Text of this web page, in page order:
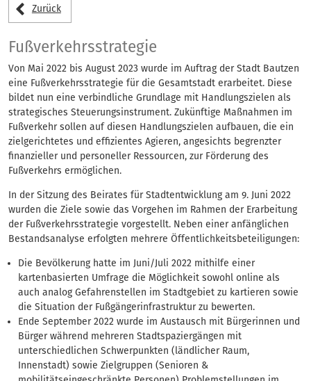
Zurück
Fußverkehrsstrategie
Von Mai 2022 bis August 2023 wurde im Auftrag der Stadt Bautzen
eine Fußverkehrsstrategie für die Gesamtstadt erarbeitet. Diese
bildet nun eine verbindliche Grundlage mit Handlungszielen als
strategisches Steuerungsinstrument. Zukünftige Maßnahmen im
Fußverkehr sollen auf diesen Handlungszielen aufbauen, die ein
zielgerichtetes und effizientes Agieren, angesichts begrenzter
finanzieller und personeller Ressourcen, zur Förderung des
Fußverkehrs ermöglichen.
In der Sitzung des Beirates für Stadtentwicklung am 9. Juni 2022
wurden die Ziele sowie das Vorgehen im Rahmen der Erarbeitung
der Fußverkehrsstrategie vorgestellt. Neben einer anfänglichen
Bestandsanalyse erfolgten mehrere Öffentlichkeitsbeteiligungen:
Die Bevölkerung hatte im Juni/Juli 2022 mithilfe einer
kartenbasierten Umfrage die Möglichkeit sowohl online als
auch analog Gefahrenstellen im Stadtgebiet zu kartieren sowie
die Situation der Fußgängerinfrastruktur zu bewerten.
Ende September 2022 wurde im Austausch mit Bürgerinnen und
Bürger während mehreren Stadtspaziergängen mit
unterschiedlichen Schwerpunkten (ländlicher Raum,
Innenstadt) sowie Zielgruppen (Senioren &